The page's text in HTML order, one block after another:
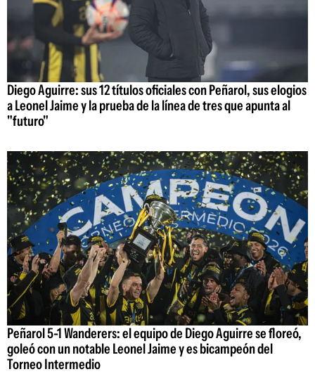
Diego Aguirre: sus 12 títulos oficiales con Peñarol, sus elogios
a Leonel Jaime y la prueba de la línea de tres que apunta al
"futuro"
Peñarol 5-1 Wanderers: el equipo de Diego Aguirre se floreó,
goleó con un notable Leonel Jaime y es bicampeón del
Torneo Intermedio